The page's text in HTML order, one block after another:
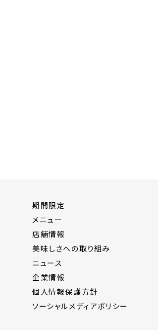
期間限定
メニュー
店舗情報
美味しさへの取り組み
ニュース
企業情報
個人情報保護方針
ソーシャルメディアポリシー